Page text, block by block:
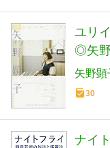
ユリ
◎矢
矢野顕
30
ナイ